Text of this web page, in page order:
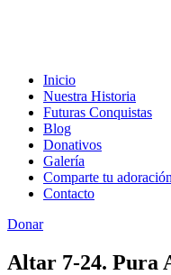
Inicio
Nuestra Historia
Futuras Conquistas
Blog
Donativos
Galería
Comparte tu adoración
Contacto
Donar
Altar 7-24. Pura